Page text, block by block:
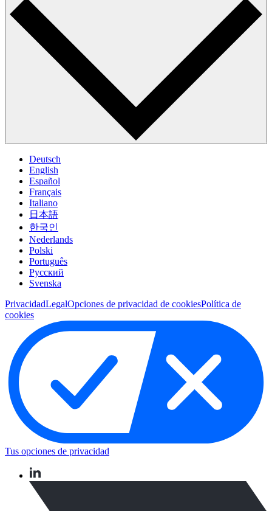
Deutsch
English
Español
Français
Italiano
日本語
한국인
Nederlands
Polski
Português
Pусский
Svenska
PrivacidadLegalOpciones de privacidad de cookiesPolítica de
cookies
Tus opciones de privacidad